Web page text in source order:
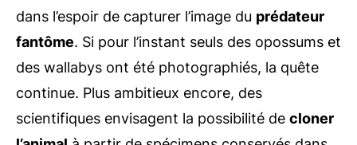
dans l’espoir de capturer l’image du prédateur
fantôme. Si pour l’instant seuls des opossums et
des wallabys ont été photographiés, la quête
continue. Plus ambitieux encore, des
scientifiques envisagent la possibilité de cloner